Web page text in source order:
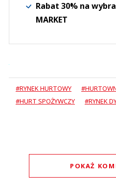
Rabat 30% na
MARKET
#RYNEK HURTOWY
#HURT SPOŻYWCZY
#RYNEK
POKAŻ